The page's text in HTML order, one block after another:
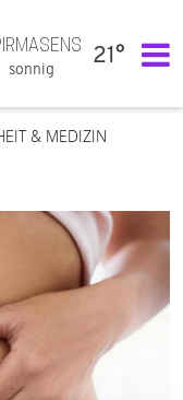
sonnig
21°
& MEDIZIN